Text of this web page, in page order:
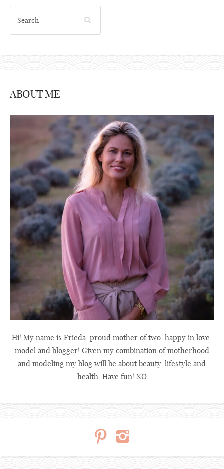
ABOUT ME
Hi! My name is Frieda, proud mother of two, happy in love,
model and blogger! Given my combination of motherhood
and modeling my blog will be about beauty, lifestyle and
health. Have fun! XO